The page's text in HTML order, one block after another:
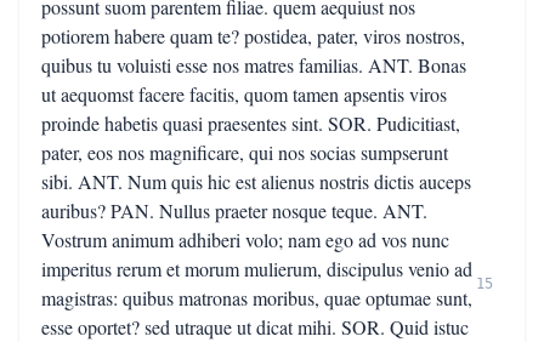
possunt suom parentem filiae. quem aequiust nos
potiorem habere quam te? postidea, pater, viros nostros,
quibus tu voluisti esse nos matres familias. ANT. Bonas
ut aequomst facere facitis, quom tamen apsentis viros
proinde habetis quasi praesentes sint. SOR. Pudicitiast,
pater, eos nos magnificare, qui nos socias sumpserunt
sibi. ANT. Num quis hic est alienus nostris dictis auceps
auribus? PAN. Nullus praeter nosque teque. ANT.
Vostrum animum adhiberi volo; nam ego ad vos nunc
imperitus rerum et morum mulierum, discipulus venio ad
magistras: quibus matronas moribus, quae optumae sunt,
esse oportet? sed utraque ut dicat mihi. SOR. Quid istuc
15